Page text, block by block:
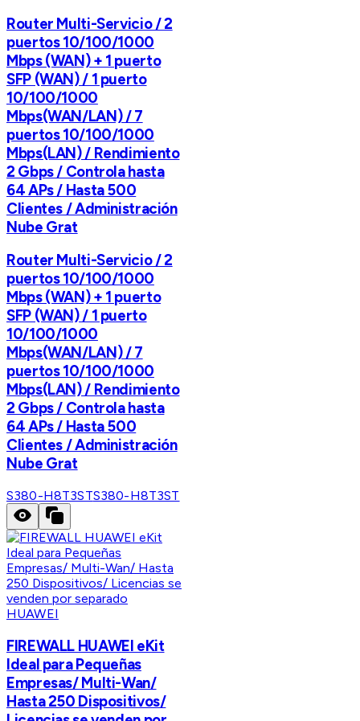
Router Multi-Servicio / 2
puertos 10/100/1000
Mbps (WAN) + 1 puerto
SFP (WAN) / 1 puerto
10/100/1000
Mbps(WAN/LAN) / 7
puertos 10/100/1000
Mbps(LAN) / Rendimiento
2 Gbps / Controla hasta
64 APs / Hasta 500
Clientes / Administración
Nube Grat
Router Multi-Servicio / 2
puertos 10/100/1000
Mbps (WAN) + 1 puerto
SFP (WAN) / 1 puerto
10/100/1000
Mbps(WAN/LAN) / 7
puertos 10/100/1000
Mbps(LAN) / Rendimiento
2 Gbps / Controla hasta
64 APs / Hasta 500
Clientes / Administración
Nube Grat
S380-H8T3STS380-H8T3ST
HUAWEI
FIREWALL HUAWEI eKit
Ideal para Pequeñas
Empresas/ Multi-Wan/
Hasta 250 Dispositivos/